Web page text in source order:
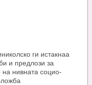
ги истакнаа
и предлози за
нивната социо-